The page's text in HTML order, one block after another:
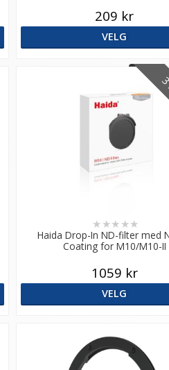
209 kr
VELG
3
Haida Drop-In ND-filter med
Coating for M10/M10-II
★ ★★ ★★
1059 kr
VELG